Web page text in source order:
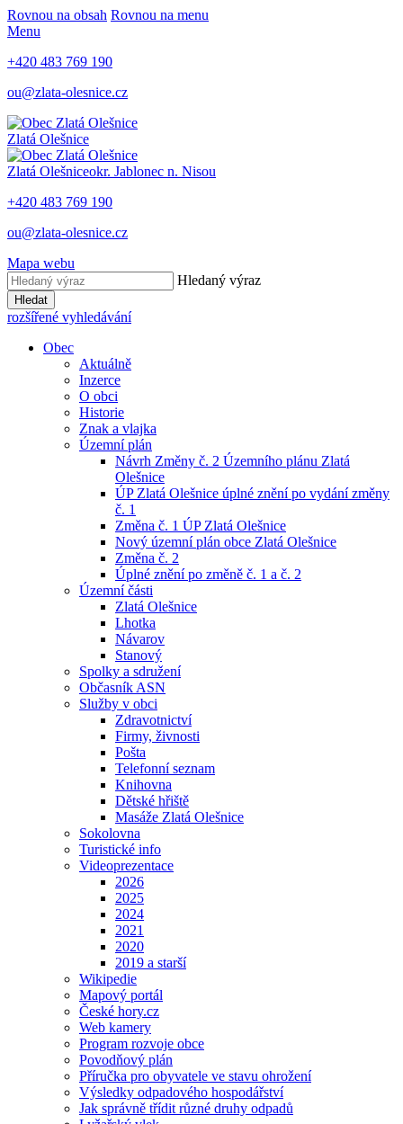
Rovnou na obsah Rovnou na menu
Menu
+420 483 769 190
ou@zlata-olesnice.cz
Zlatá Olešnice
Zlatá Olešniceokr. Jablonec n. Nisou
+420 483 769 190
ou@zlata-olesnice.cz
Mapa webu
Hledaný výraz
Hledat
rozšířené vyhledávání
Obec
Aktuálně
Inzerce
O obci
Historie
Znak a vlajka
Územní plán
Návrh Změny č. 2 Územního plánu Zlatá
Olešnice
ÚP Zlatá Olešnice úplné znění po vydání změny
č. 1
Změna č. 1 ÚP Zlatá Olešnice
Nový územní plán obce Zlatá Olešnice
Změna č. 2
Úplné znění po změně č. 1 a č. 2
Územní části
Zlatá Olešnice
Lhotka
Návarov
Stanový
Spolky a sdružení
Občasník ASN
Služby v obci
Zdravotnictví
Firmy, živnosti
Pošta
Telefonní seznam
Knihovna
Dětské hřiště
Masáže Zlatá Olešnice
Sokolovna
Turistické info
Videoprezentace
2026
2025
2024
2021
2020
2019 a starší
Wikipedie
Mapový portál
České hory.cz
Web kamery
Program rozvoje obce
Povodňový plán
Příručka pro obyvatele ve stavu ohrožení
Výsledky odpadového hospodářství
Jak správně třídit různé druhy odpadů